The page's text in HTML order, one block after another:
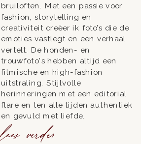
lees verder
bruiloften. Met een passie voor
fashion, storytelling en
creativiteit creëer ik foto’s die de
emoties vastlegt en een verhaal
vertelt. De honden- en
trouwfoto's hebben altijd een
filmische en high-fashion
uitstraling. Stijlvolle
herinneringen met een editorial
flare en ten alle tijden authentiek
en gevuld met liefde.